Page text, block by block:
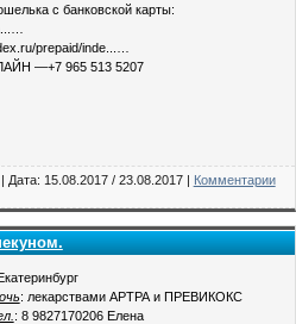
с банковской карты:
prepaid/inde...…
—+7 965 513 5207
Дата: 15.08.2017 / 23.08.2017| Комментарии
: лекарствами АРТРА и ПРЕВИКОКС
: 8 9827170206 Елена